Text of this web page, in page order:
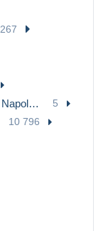
267
1795-1814 : Protectorat français & Napoléonien 5
10 796